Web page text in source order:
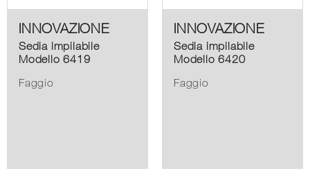
INNOVAZIONE
Sedia impilabile
Modello 6419
Faggio
INNOVAZIONE
Sedia impilabile
Modello 6420
Faggio